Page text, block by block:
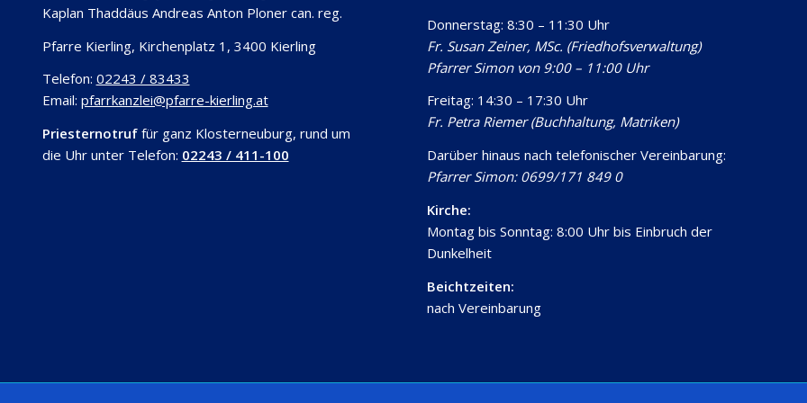
Kaplan Thaddäus Andreas Anton Ploner can. reg.
Pfarre Kierling, Kirchenplatz 1, 3400 Kierling
Telefon: 02243 / 83433
Email: pfarrkanzlei@pfarre-kierling.at
Priesternotruf für ganz Klosterneuburg, rund um
die Uhr unter Telefon: 02243 / 411-100
Donnerstag: 8:30 – 11:30 Uhr
Fr. Susan Zeiner, MSc. (Friedhofsverwaltung)
Pfarrer Simon von 9:00 – 11:00 Uhr
Freitag: 14:30 – 17:30 Uhr
Fr. Petra Riemer (Buchhaltung, Matriken)
Darüber hinaus nach telefonischer Vereinbarung:
Pfarrer Simon: 0699/171 849 0
Kirche:
Montag bis Sonntag: 8:00 Uhr bis Einbruch der
Dunkelheit
Beichtzeiten:
nach Vereinbarung